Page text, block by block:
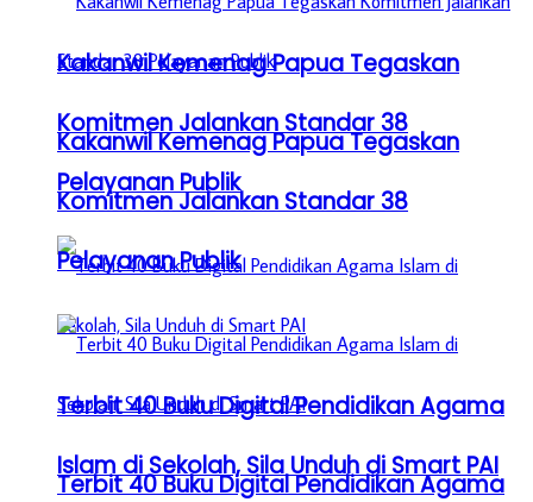
Kakanwil Kemenag Papua Tegaskan
Komitmen Jalankan Standar 38
Pelayanan Publik
Terbit 40 Buku Digital Pendidikan Agama
Islam di Sekolah, Sila Unduh di Smart PAI
Kakanwil Kemenag Papua Tegaskan
Komitmen Jalankan Standar 38
Pelayanan Publik
Terbit 40 Buku Digital Pendidikan Agama